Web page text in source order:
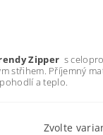
Zipper s
střihem. Příjemný
a teplo.
Zvolte